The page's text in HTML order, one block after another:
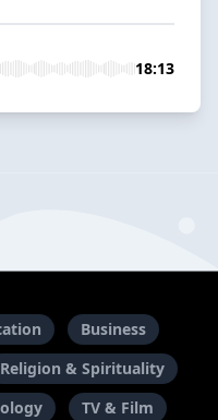
18:13
Business
Religion & Spirituality
TV & Film